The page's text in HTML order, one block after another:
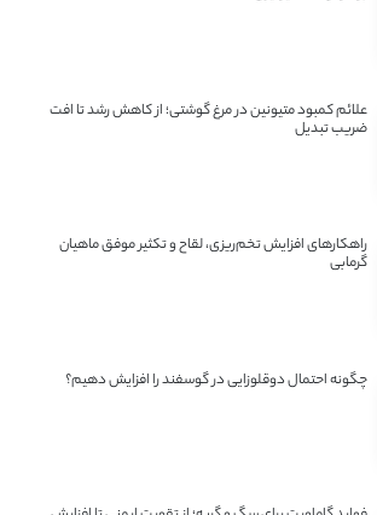
علائم کمبود متیونین در مرغ گوشتی؛ از کاهش رشد تا افت
ضریب تبدیل
راهکارهای افزایش تخم‌ریزی، لقاح و تکثیر موفق ماهیان
گرمابی
چگونه احتمال دوقلوزایی در گوسفند را افزایش دهیم؟